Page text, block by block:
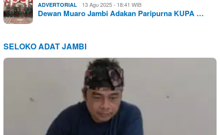
ADVERTORIAL 13 Agu 2025 - 18:41 WIB
Dewan Muaro Jambi Adakan Paripurna KUPA …
SELOKO ADAT JAMBI